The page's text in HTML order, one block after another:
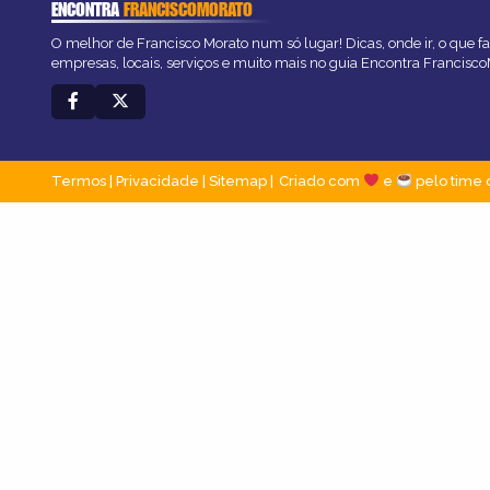
ENCONTRAFRANCISCOMORATO
O melhor de Francisco Morato num só lugar! Dicas, onde ir, o que
empresas, locais, serviços e muito mais no guia Encontra
Termos Privacidade Sitemap Criado com e pelo time